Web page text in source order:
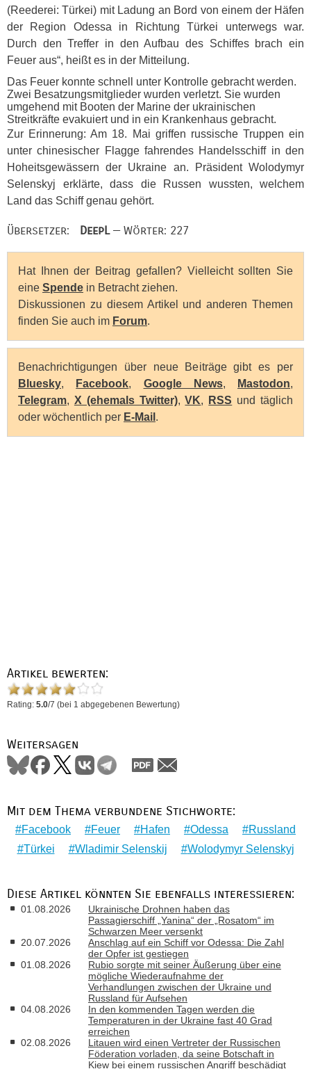
(Reederei: Türkei) mit Ladung an Bord von einem der Häfen
der Region Odessa in Richtung Türkei unterwegs war.
Durch den Treffer in den Aufbau des Schiffes brach ein
Feuer aus“, heißt es in der Mitteilung.
Das Feuer konnte schnell unter Kontrolle gebracht werden.
Zwei Besatzungsmitglieder wurden verletzt. Sie wurden
umgehend mit Booten der Marine der ukrainischen
Streitkräfte evakuiert und in ein Krankenhaus gebracht.
Zur Erinnerung: Am 18. Mai griffen russische Truppen ein
unter chinesischer Flagge fahrendes Handelsschiff in den
Hoheitsgewässern der Ukraine an. Präsident Wolodymyr
Selenskyj erklärte, dass die Russen wussten, welchem
Land das Schiff genau gehört.
Übersetzer: DeepL— Wörter: 227
Hat Ihnen der Beitrag gefallen? Vielleicht sollten Sie
eine Spende in Betracht ziehen.
Diskussionen zu diesem Artikel und anderen Themen
finden Sie auch im Forum.
Benachrichtigungen über neue Beiträge gibt es per
Bluesky, Facebook, Google News, Mastodon,
Telegram, X (ehemals Twitter),VK, RSS und täglich
oder wöchentlich per E-Mail .
Artikel bewerten:
Rating: 5.0/7 (bei 1 abgegebenen Bewertung)
Weitersagen
Mit dem Thema verbundene Stichworte:
Facebook Feuer Hafen Odessa
Russland
Türkei
Wladimir Selenskij Wolodymyr Selenskyj
Diese Artikel könnten Sie ebenfalls interessieren:
01.08.2026
Ukrainische Drohnen haben das
Passagierschiff „Yanina“ der „Rosatom“ im
Schwarzen Meer versenkt
20.07.2026
Anschlag auf ein Schiff vor Odessa: Die Zahl
der Opfer ist gestiegen
01.08.2026
Rubio sorgte mit seiner Äußerung über eine
mögliche Wiederaufnahme der
Verhandlungen zwischen der Ukraine und
Russland für Aufsehen
04.08.2026
In den kommenden Tagen werden die
Temperaturen in der Ukraine fast 40 Grad
erreichen
02.08.2026
Litauen wird einen Vertreter der Russischen
Föderation vorladen, da seine Botschaft in
Kiew bei einem russischen Angriff beschädigt